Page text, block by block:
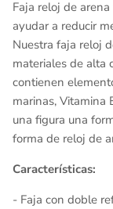
Faja reloj de
ayudar a reducir
Nuestra faja reloj
materiales de alta
contienen
marinas, Vitamina
una figura una
forma de reloj de
Características:
- Faja con doble